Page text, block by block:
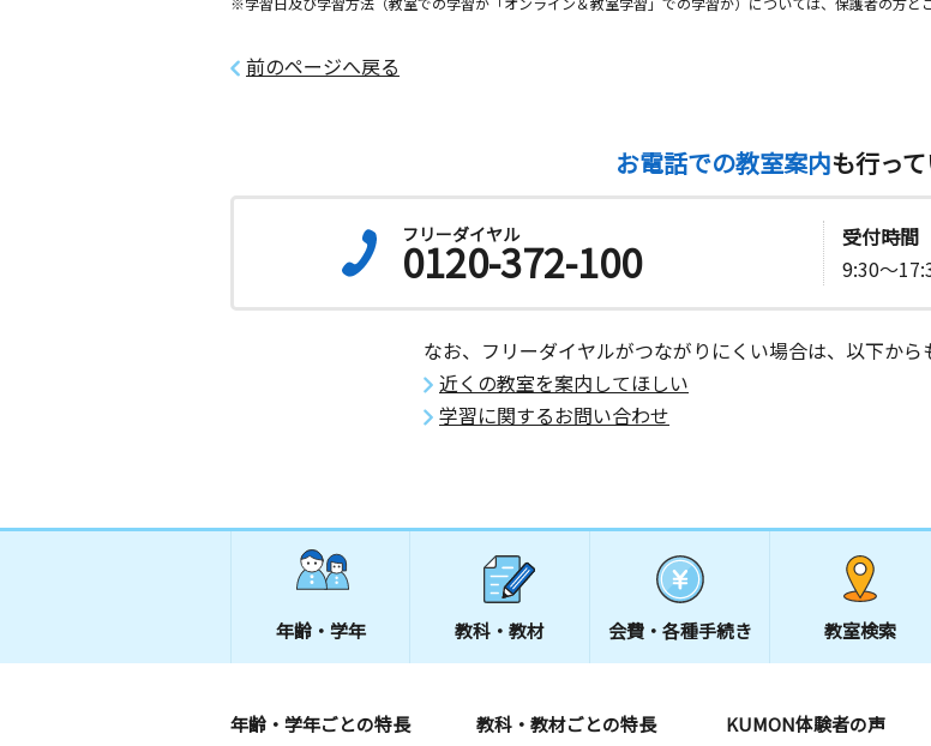
前のページへ戻る
お電話での教室案内も行っ
フリーダイヤル
0120-372-100
受付時間
9:30～
なお、フリーダイヤルがつながりにくい場合は、以下から
近くの教室を案内してほしい
学習に関するお問い合わせ
年齢・学年 教科・教材 会費・ 各種手続き 教室検索
年齢・学年ごとの特長 教科・教材ごとの特長 KUMON体験者の声